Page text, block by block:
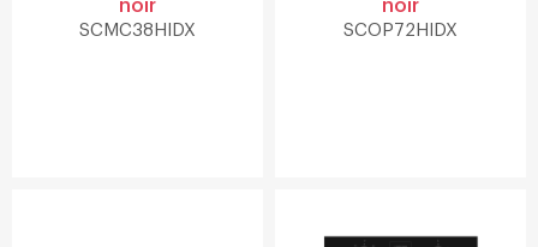
noir
SCMC38HIDX
noir
SCOP72HIDX